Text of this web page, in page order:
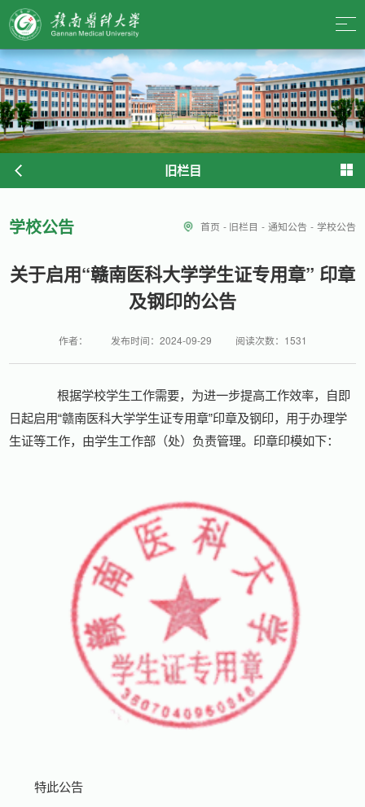
旧栏目
学校公告 首页 - 旧栏目 - 通知公告 - 学校公告
关于启用“赣南医科大学学生证专用章” 印章
及钢印的公告
作者： 发布时间：2024-09-29 阅读次数： 1531
根据学校学生工作需要，为进一步提高工作效率，自即
日起启用“赣南医科大学学生证专用章”印章及钢印，用于办理学
生证等工作，由学生工作部（处）负责管理。印章印模如下：
特此公告